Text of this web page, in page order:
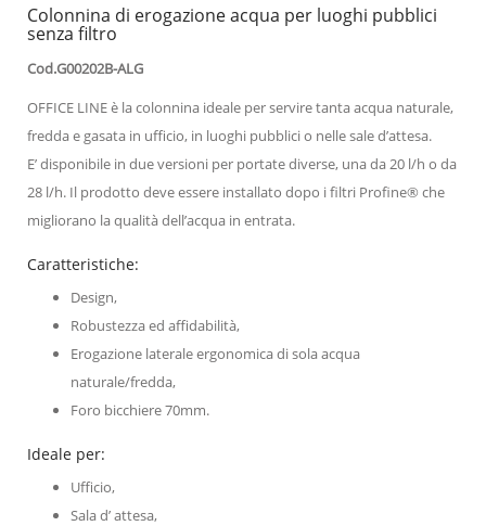
Colonnina di erogazione acqua per luoghi pubblici
senza filtro
Cod.G00202B-ALG
OFFICE LINE è la colonnina ideale per servire tanta acqua naturale,
fredda e gasata in ufficio, in luoghi pubblici o nelle sale d’attesa.
E’ disponibile in due versioni per portate diverse, una da 20 l/h o da
28 l/h. Il prodotto deve essere installato dopo i filtri Profine® che
migliorano la qualità dell’acqua in entrata.
Caratteristiche:
Design,
Robustezza ed affidabilità,
Erogazione laterale ergonomica di sola acqua
naturale/fredda,
Foro bicchiere 70mm.
Ideale per:
Ufficio,
Sala d’ attesa,